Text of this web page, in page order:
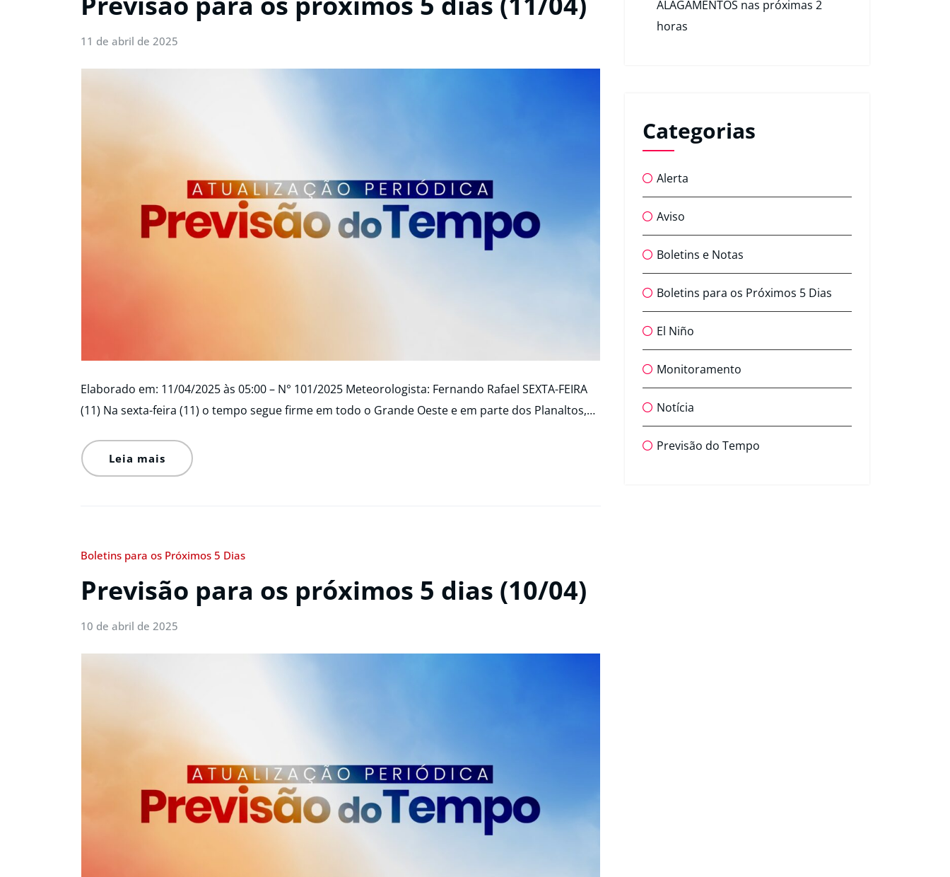
11 de abril de 2025
Elaborado em: 11/04/2025 às 05:00 – N° 101/2025 Meteorologista: Fernando Rafael SEXTA-FEIRA
(11) Na sexta-feira (11) o tempo segue firme em todo o Grande Oeste e em parte dos Planaltos,…
Leia mais
Boletins para os Próximos 5 Dias
Previsão para os próximos 5 dias (10/04)
10 de abril de 2025
ALAGAMENTOS nas próximas 2
horas
Categorias
Alerta
Aviso
Boletins e Notas
Boletins para os Próximos 5 Dias
El Niño
Monitoramento
Notícia
Previsão do Tempo